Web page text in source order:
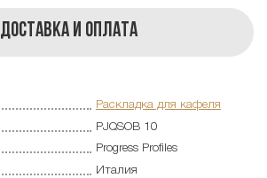
Доставка и оплата
Раскладка для кафеля
PJQSOB 10
Progress Profiles
Италия